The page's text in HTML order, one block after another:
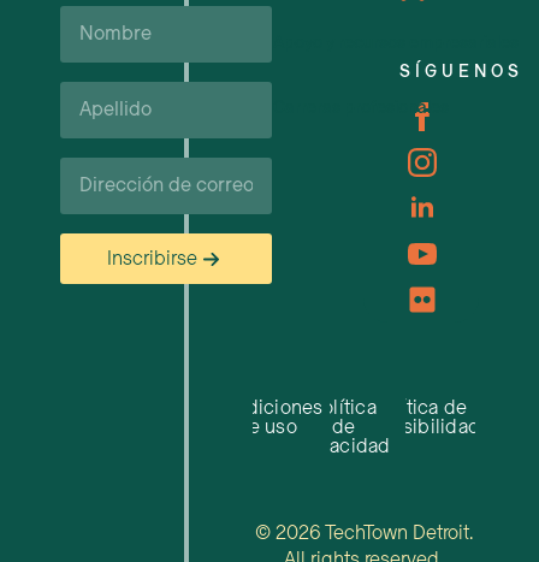
Nombre
Apellido*
Correo
electrónico
Inscribirse
Carreras profesionales
SÍGUENOS
Condiciones
de uso
Política
de
privacidad
Política de
accesibilidad
© 2026 TechTown Detroit.